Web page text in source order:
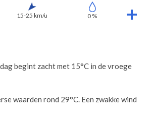
15-25 km/u 0 %
begint zacht met 15°C in de vroege
waarden rond 29°C. Een zwakke wind